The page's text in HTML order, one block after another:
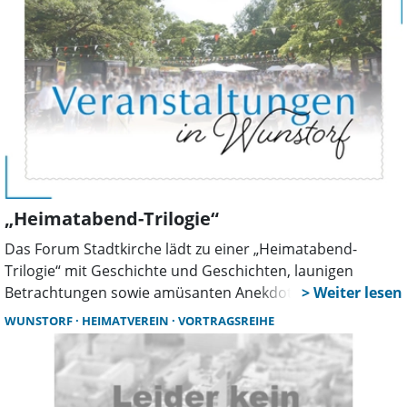
„Heimatabend-Trilogie“
Das Forum Stadtkirche lädt zu einer „Heimatabend-
Trilogie“ mit Geschichte und Geschichten, launigen
Betrachtungen sowie amüsanten Anekdoten über das
Leben an der Leine ein. Den Auftakt macht der
Wunstorfer Achim Süß am 15. Oktober um 18.30 Uhr in
der Stadtkirche. Er referiert bewusst doppeldeutig zu
„Bahnhof & Badeanstalt oder Wunstorf wird erwachsen“.
WUNSTORF HEIMATVEREIN VORTRAGSREIHE